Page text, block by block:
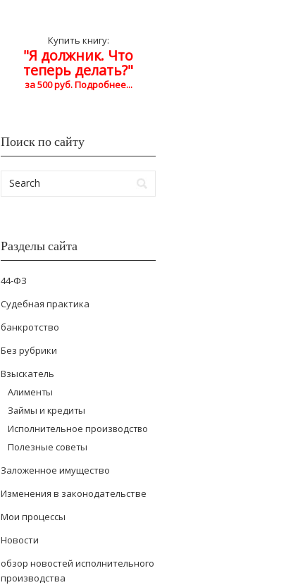
Купить книгу:
"Я должник. Что
теперь делать?"
за 500 руб. Подробнее...
Поиск по сайту
Разделы сайта
44-ФЗ
Cудебная практика
банкротство
Без рубрики
Взыскатель
Алименты
Займы и кредиты
Исполнительное производство
Полезные советы
Заложенное имущество
Изменения в законодательстве
Мои процессы
Новости
обзор новостей исполнительного
производства